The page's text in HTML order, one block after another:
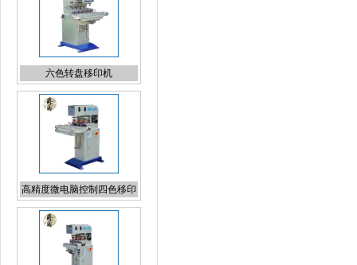
高精度微电脑控制四色移印
机
穿梭四色移印机